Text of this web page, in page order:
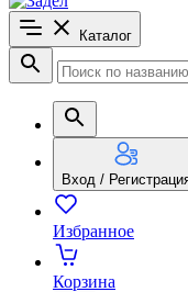
Каталог
Вход /
Избранное
Корзина